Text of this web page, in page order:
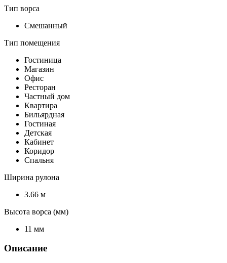
Тип ворса
Смешанный
Тип помещения
Гостиница
Магазин
Офис
Ресторан
Частный дом
Квартира
Бильярдная
Гостиная
Детская
Кабинет
Коридор
Спальня
Ширина рулона
3.66 м
Высота ворса (мм)
11 мм
Описание